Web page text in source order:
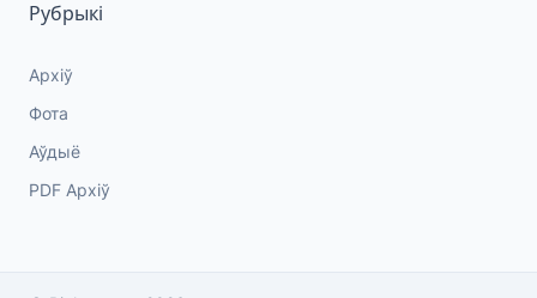
Рубрыкі
Архіў
Фота
Аўдыё
PDF Архіў